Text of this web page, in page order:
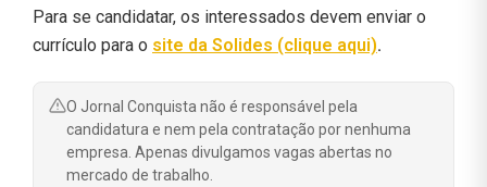
Para se candidatar, os interessados devem enviar o
currículo para o site da Solides (clique aqui).
O Jornal Conquista não é responsável pela
candidatura e nem pela contratação por nenhuma
empresa. Apenas divulgamos vagas abertas no
mercado de trabalho.